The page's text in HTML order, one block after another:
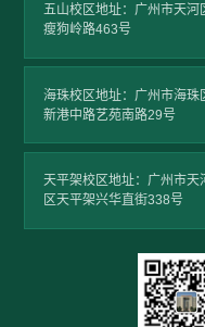
五山校区地址：广州市天河
瘦狗岭路463号
海珠校区地址：广州市海珠
新港中路艺苑南路29号
天平架校区地址：广州市天
区天平架兴华直街338号